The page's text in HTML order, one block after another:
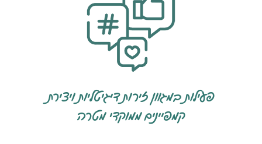
פעילות במגוון זירות דיגיטליות ויצירת
קמפיינים ממוקדי מטרה